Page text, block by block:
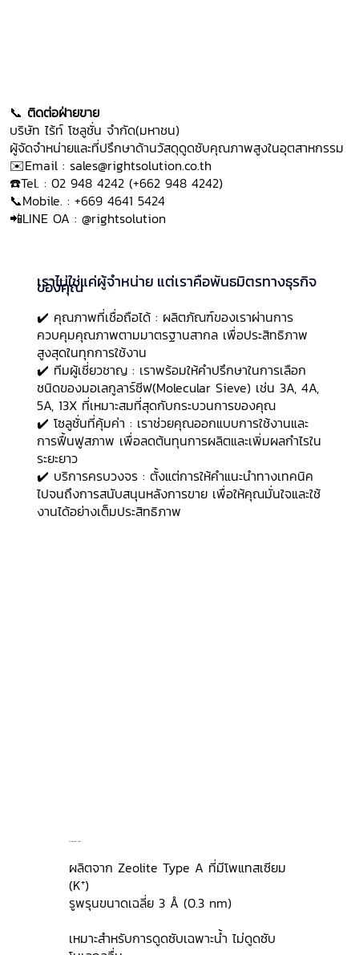
🔬 ประเภทของ Molecular Sieve ที่มีจำหน่าย
เราไม่ใช่แค่ผู้จำหน่าย แต่เราคือพันธมิตรทางธุรกิจ
ของคุณ
✔️ คุณภาพที่เชื่อถือได้ : ผลิตภัณฑ์ของเราผ่านการ
ควบคุมคุณภาพตามมาตรฐานสากล เพื่อประสิทธิภาพ
สูงสุดในทุกการใช้งาน
✔️ ทีมผู้เชี่ยวชาญ : เราพร้อมให้คำปรึกษาในการเลือก
ชนิดของมอเลกูลาร์ซีฟ(Molecular Sieve) เช่น 3A, 4A,
5A, 13X ที่เหมาะสมที่สุดกับกระบวนการของคุณ
✔️ โซลูชั่นที่คุ้มค่า : เราช่วยคุณออกแบบการใช้งานและ
การฟื้นฟูสภาพ เพื่อลดต้นทุนการผลิตและเพิ่มผลกำไรใน
ระยะยาว
✔️ บริการครบวงจร : ตั้งแต่การให้คำแนะนำทางเทคนิค
ไปจนถึงการสนับสนุนหลังการขาย เพื่อให้คุณมั่นใจและใช้
งานได้อย่างเต็มประสิทธิภาพ
3A Molecular Sieve
ผลิตจาก Zeolite Type A ที่มีโพแทสเซียม
(K⁺)
รูพรุนขนาดเฉลี่ย 3 Å (0.3 nm)
เหมาะสำหรับการดูดซับเฉพาะน้ำ ไม่ดูดซับ
📞ติดต่อฝ่ายขาย
บริษัท ไร้ท์ โซลูชั่น จำกัด(มหาชน)
ผู้จัดจำหน่ายและที่ปรึกษาด้านวัสดุดูดซับคุณภาพสูงในอุตสาหกรรม
✉️Email :sales@rightsolution.co.th
☎️Tel. : 02 948 4242 (+662 948 4242)
📞Mobile. : +669 4641 5424
📲LINE OA :@rightsolution